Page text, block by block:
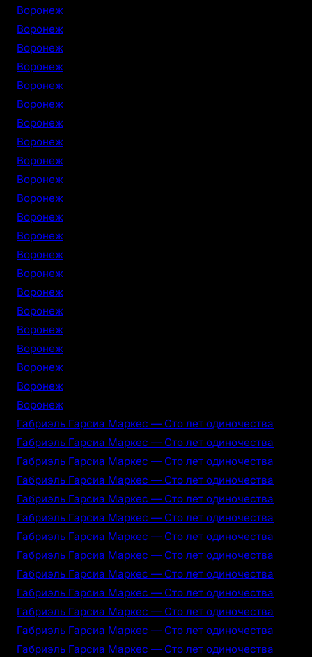
Воронеж
Воронеж
Воронеж
Воронеж
Воронеж
Воронеж
Воронеж
Воронеж
Воронеж
Воронеж
Воронеж
Воронеж
Воронеж
Воронеж
Воронеж
Воронеж
Воронеж
Воронеж
Воронеж
Воронеж
Воронеж
Воронеж
Габриэль Гарсиа Маркес — Сто лет одиночества
Габриэль Гарсиа Маркес — Сто лет одиночества
Габриэль Гарсиа Маркес — Сто лет одиночества
Габриэль Гарсиа Маркес — Сто лет одиночества
Габриэль Гарсиа Маркес — Сто лет одиночества
Габриэль Гарсиа Маркес — Сто лет одиночества
Габриэль Гарсиа Маркес — Сто лет одиночества
Габриэль Гарсиа Маркес — Сто лет одиночества
Габриэль Гарсиа Маркес — Сто лет одиночества
Габриэль Гарсиа Маркес — Сто лет одиночества
Габриэль Гарсиа Маркес — Сто лет одиночества
Габриэль Гарсиа Маркес — Сто лет одиночества
Габриэль Гарсиа Маркес — Сто лет одиночества